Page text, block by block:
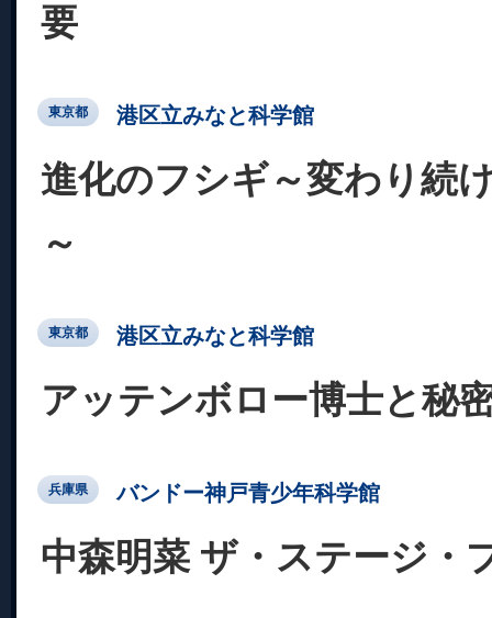
要
東京都 港区立みなと科学館
進化のフシギ～変わり続
～
東京都 港区立みなと科学館
アッテンボロー博士と秘
兵庫県 バンドー神戸青少年科学館
中森明菜 ザ・ステージ・